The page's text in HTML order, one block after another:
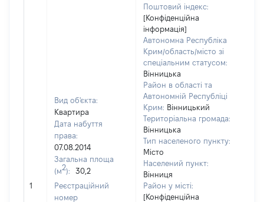
1
Вид об'єкта:
Квартира
Дата набуття
права:
07.08.2014
Загальна площа
(м2):
30,2
Реєстраційний
номер
Поштовий індекс:
[Конфіденційна
інформація]
Автономна Республіка
Крим/область/місто зі
спеціальним статусом:
Вінницька
Район в області та
Автономній Республіці
Крим: Вінницький
Територіальна громада:
Вінницька
Тип населеного пункту:
Місто
Населений пункт:
Вінниця
Район у місті:
[Конфіденційна